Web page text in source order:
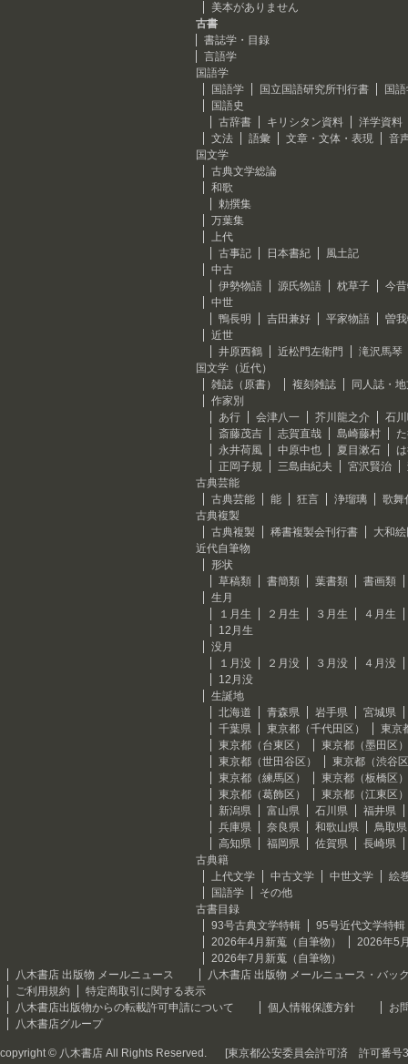
美本がありません
古書
書誌学・目録
言語学
国語学
国語学
国立国語研究所刊行書
国
国語史
古辞書
キリシタン資料
洋学資料
文法
語彙 文章・文体・表現
音
国文学
古典文学総論
和歌
勅撰集
万葉集
上代
古事記
日本書紀
風土記
中古
伊勢物語
源氏物語 枕草子
今
中世
鴨長明
吉田兼好 平家物語
曽
近世
井原西鶴
近松門左衛門
滝沢馬琴
国文学（近代）
雑誌（原書）
複刻雑誌
同人誌・
作家別
あ行
会津八一 芥川龍之介
石
斎藤茂吉
志賀直哉 島崎藤村
永井荷風
中原中也 夏目漱石
正岡子規
三島由紀夫 宮沢賢治
古典芸能
古典芸能
能 狂言 浄瑠璃
歌舞
古典複製
古典複製
稀書複製会刊行書
大和
近代自筆物
形状
草稿類
書簡類 葉書類
書画類
生月
１月生
２月生 ３月生
４月生
12月生
没月
１月没
２月没 ３月没
４月没
12月没
生誕地
北海道
青森県 岩手県
宮城県
千葉県
東京都（千代田区）
東京
東京都（台東区）
東京都（墨田区）
東京都（世田谷区）
東京都（渋谷
東京都（練馬区）
東京都（板橋区）
東京都（葛飾区）
東京都（江東区）
新潟県
富山県 石川県
福井県
兵庫県
奈良県 和歌山県
鳥取県
高知県
福岡県 佐賀県
長崎県
古典籍
上代文学
中古文学 中世文学
絵
国語学
その他
古書目録
93号古典文学特輯
95号近代文学特輯
2026年4月新蒐（自筆物）
2026年5
2026年7月新蒐（自筆物）
八木書店 出版物 メールニュース
八木書店 出版物 メールニュース・バッ
ご利用規約
特定商取引に関する表示
八木書店出版物からの転載許可申請について
個人情報保護方針
お
八木書店グループ
copyright © 八木書店 All Rights Reserved. [東京都公安委員会許可済 許可番号